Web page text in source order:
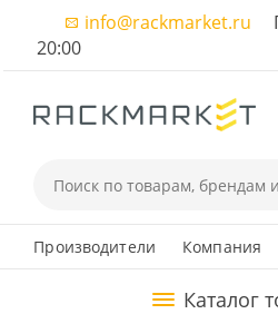
info@rackmarket.ru
20:00
Производители Компания
Каталог